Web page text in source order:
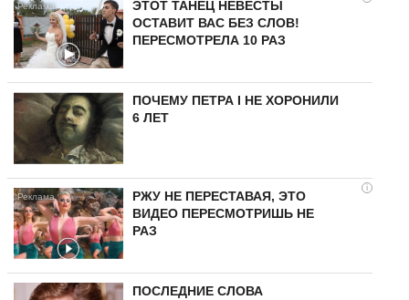
ЭТОТ ТАНЕЦ НЕВЕСТЫ
ОСТАВИТ ВАС БЕЗ СЛОВ!
ПЕРЕСМОТРЕЛА 10 РАЗ
ПОЧЕМУ ПЕТРА I НЕ ХОРОНИЛИ
6 ЛЕТ
i
РЖУ НЕ ПЕРЕСТАВАЯ, ЭТО
ВИДЕО ПЕРЕСМОТРИШЬ НЕ
РАЗ
ПОСЛЕДНИЕ СЛОВА